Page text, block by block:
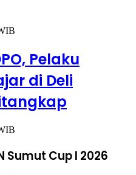
Pelaku
di Deli
Sumut Cup I 2026